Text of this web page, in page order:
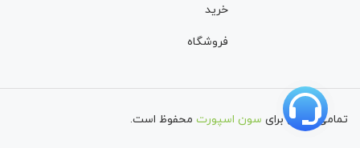
خرید
فروشگاه
تمامی حقوق برای سون اسپورت محفوظ است.